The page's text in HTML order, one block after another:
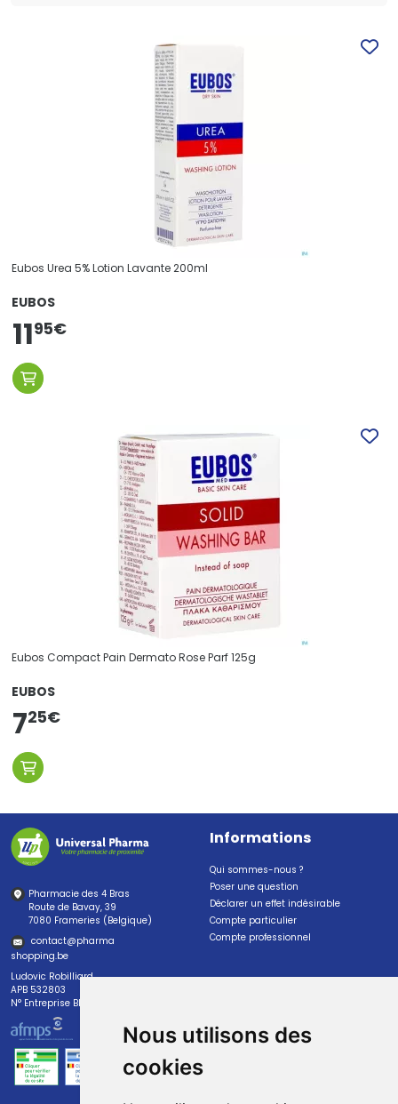
Nous utilisons des
cookies
Eubos Urea 5% Lotion Lavante 200ml
EUBOS
1195€
Eubos Compact Pain Dermato Rose Parf 125g
EUBOS
725€
Pharmacie des 4 Bras
Route de Bavay, 39
7080 Frameries (Belgique)
contact@pharma
shopping.be
Ludovic Robilliard
APB 532803
N° Entreprise BE0447.382.113
Informations
Qui sommes-nous ?
Poser une question
Déclarer un effet indésirable
Compte particulier
Compte professionnel